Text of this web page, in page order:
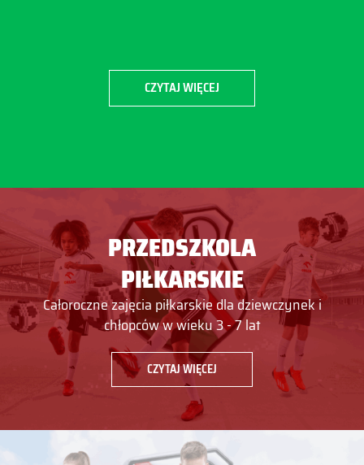
CZYTAJ WIĘCEJ
PRZEDSZKOLA
PIŁKARSKIE
Całoroczne zajęcia piłkarskie dla dziewczynek i
chłopców w wieku 3 - 7 lat
CZYTAJ WIĘCEJ